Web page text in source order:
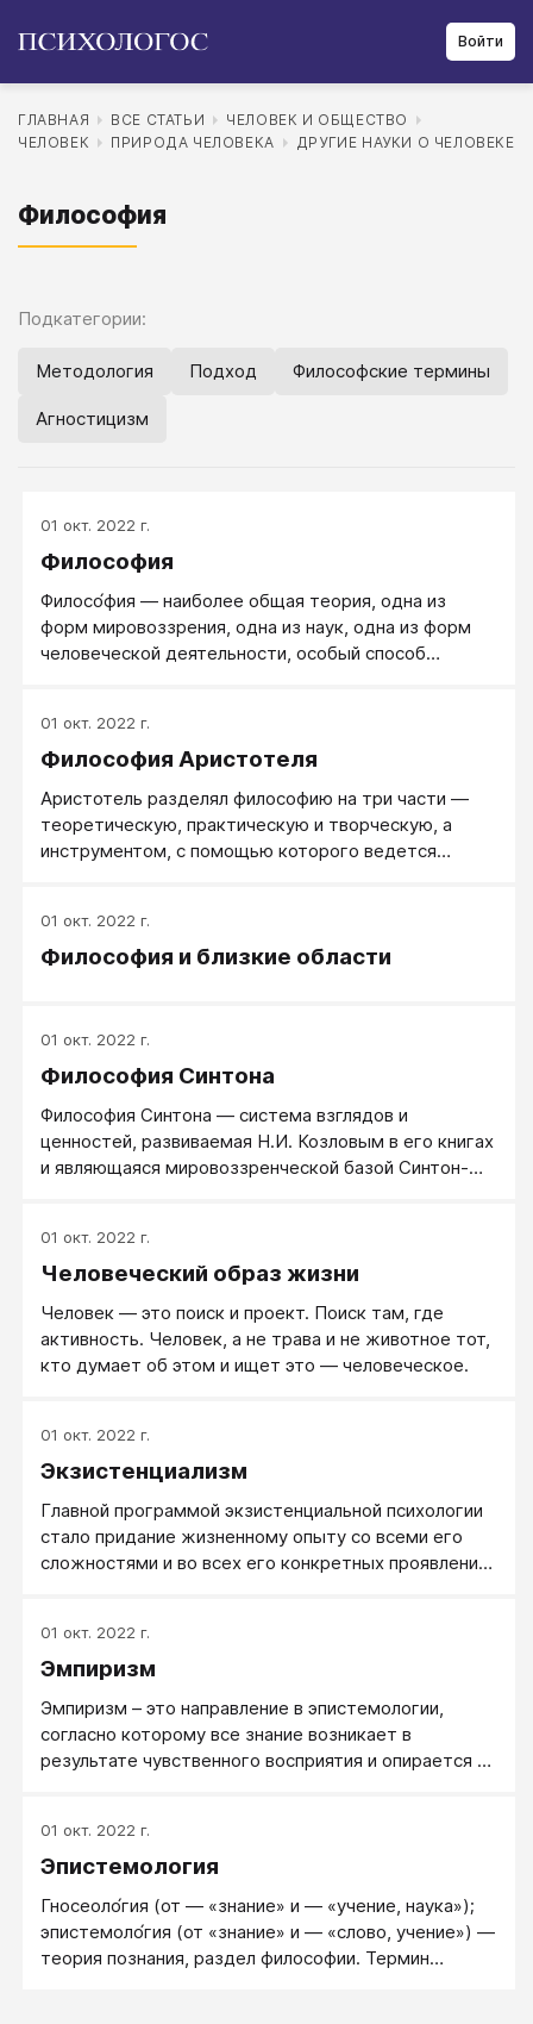
Войти
ГЛАВНАЯ ВСЕ СТАТЬИ
ЧЕЛОВЕК И ОБЩЕСТВО
ЧЕЛОВЕК
ПРИРОДА ЧЕЛОВЕКА ДРУГИЕ НАУКИ О ЧЕЛОВЕКЕ
Философия
Подкатегории:
Методология Подход Философские термины
Агностицизм
01 окт. 2022 г.
Философия
Филосо́фия ― наиболее общая теория, одна из
форм мировоззрения, одна из наук, одна из форм
человеческой деятельности, особый способ
01 окт. 2022 г.
Философия Аристотеля
Аристотель разделял философию на три части —
теоретическую, практическую и творческую, а
инструментом, с помощью которого ведется
01 окт. 2022 г.
Философия и близкие области
01 окт. 2022 г.
Философия Синтона
Философия Синтона ― система взглядов и
ценностей, развиваемая Н.И. Козловым в его книгах
и являющаяся мировоззренческой базой Синтон-
01 окт. 2022 г.
Человеческий образ жизни
Человек ― это поиск и проект. Поиск там, где
активность. Человек, а не трава и не животное тот,
кто думает об этом и ищет это ― человеческое.
01 окт. 2022 г.
Экзистенциализм
Главной программой экзистенциальной психологии
стало придание жизненному опыту со всеми его
сложностями и во всех его конкретных проявлениях
01 окт. 2022 г.
Эмпиризм
Эмпиризм – это направление в эпистемологии,
согласно которому все знание возникает в
результате чувственного восприятия и опирается на
01 окт. 2022 г.
Эпистемология
Гносеоло́гия (от — «знание» и — «учение, наука»);
эпистемоло́гия (от «знание» и — «слово, учение») —
теория познания, раздел философии. Термин